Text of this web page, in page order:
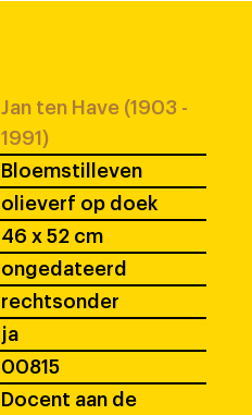
Jan ten Have (1903 -
1991)
Bloemstilleven
olieverf op doek
46 x 52 cm
ongedateerd
rechtsonder
ja
00815
Docent aan de